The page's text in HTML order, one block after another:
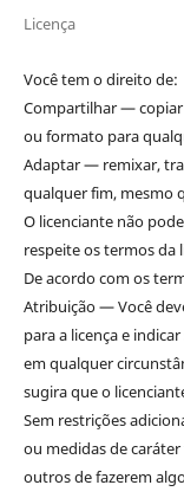
Licença
Você tem o direito de:
Compartilhar —
ou formato para
Adaptar — remixar,
qualquer fim, mesmo
O licenciante não
respeite os termos da
De acordo com os
Atribuição — Você
para a licença e
em qualquer
sugira que o
Sem restrições
ou medidas de
outros de fazerem